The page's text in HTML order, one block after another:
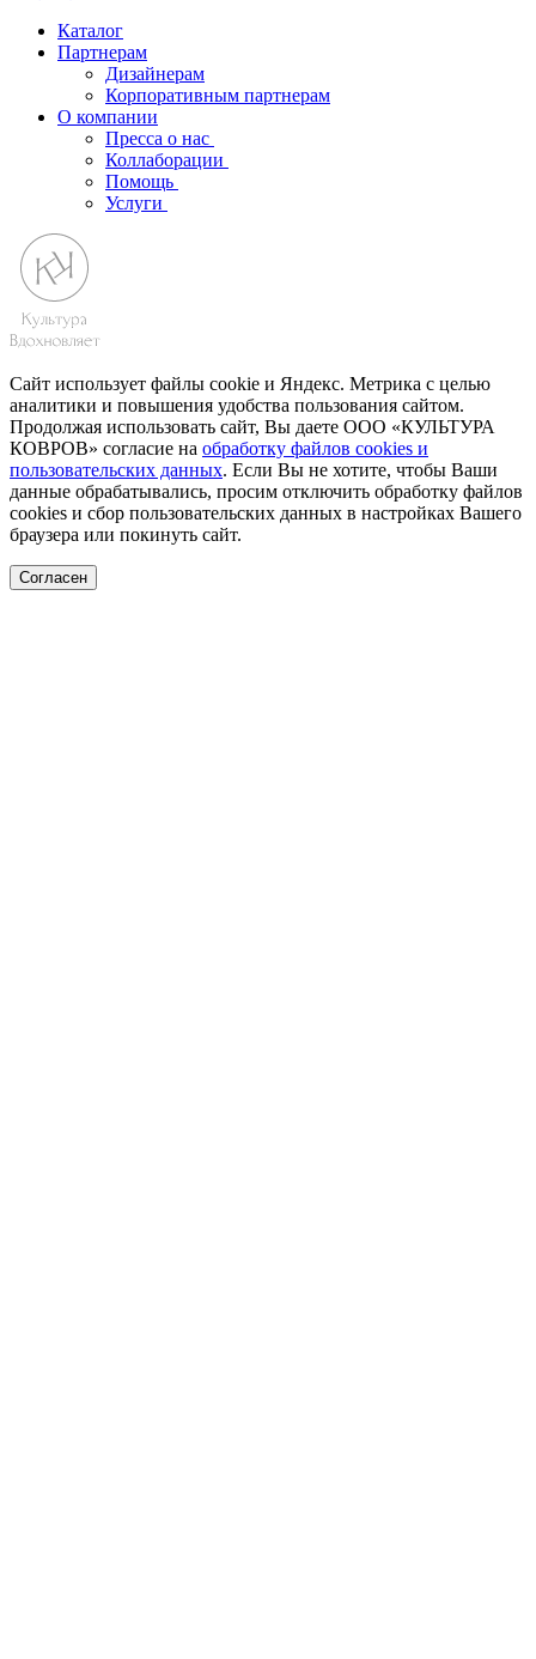
Каталог
Партнерам
Дизайнерам
Корпоративным партнерам
О компании
Пресса о нас
Коллаборации
Помощь
Услуги
Сайт использует файлы cookie и Яндекс. Метрика с целью
аналитики и повышения удобства пользования сайтом.
Продолжая использовать сайт, Вы даете ООО «КУЛЬТУРА
КОВРОВ» согласие на обработку файлов cookies и
пользовательских данных. Если Вы не хотите, чтобы Ваши
данные обрабатывались, просим отключить обработку файлов
cookies и сбор пользовательских данных в настройках Вашего
браузера или покинуть сайт.
Согласен